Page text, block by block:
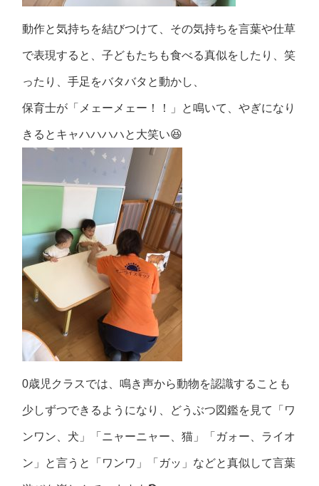
動作と気持ちを結びつけて、その気持ちを言葉や仕草
で表現すると、子どもたちも食べる真似をしたり、笑
ったり、手足をバタバタと動かし、
保育士が「メェーメェー！！」と鳴いて、やぎになり
きるとキャハハハハと大笑い😆
0歳児クラスでは、鳴き声から動物を認識することも
少しずつできるようになり、どうぶつ図鑑を見て「ワ
ンワン、犬」「ニャーニャー、猫」「ガォー、ライオ
ン」と言うと「ワンワ」「ガッ」などと真似して言葉